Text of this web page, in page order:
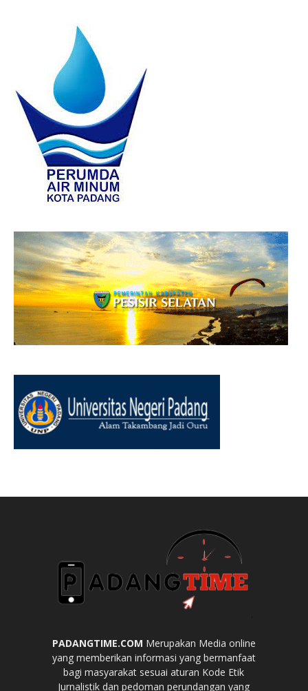
PADANGTIME.COM Merupakan Media online
yang memberikan informasi yang bermanfaat
bagi masyarakat sesuai aturan Kode Etik
Jurnalistik dan pedoman perundangan yang